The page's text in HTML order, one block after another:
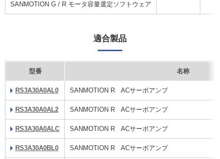
SANMOTION G / R モータ容量選定ソフトウェア
適合製品
型番 名称
RS3A30A0AL0 SANMOTION R ACサーボアンプ
RS3A30A0AL2 SANMOTION R ACサーボアンプ
RS3A30A0ALC SANMOTION R ACサーボアンプ
RS3A30A0BL0 SANMOTION R ACサーボアンプ